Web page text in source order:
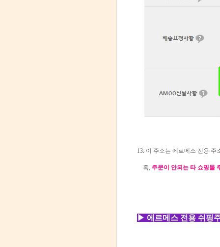
13. 이 주소는 에르메스 전용
혹, 주문이 안되는 타 쇼핑몰
▶ 에르메스 전용 쉬핑